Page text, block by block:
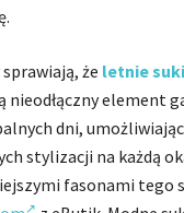
że letnie
nieodłączny element
dni,
stylizacji na każdą
fasonami tego